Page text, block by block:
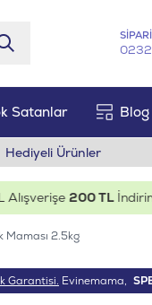
0232
Satanlar Blog
Hediyeli Ürünler
200 TLİndirim
Maması 2.5kg
Garantisi. Evinemama,